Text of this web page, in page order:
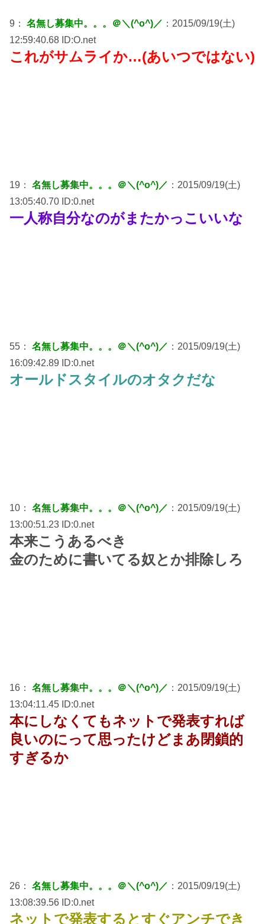
9： 名無し募集中。。。＠＼(^o^)／ ：2015/09/19(土)
12:59:40.68 ID:O.net
これがサムライか…(あいつではない)
19： 名無し募集中。。。＠＼(^o^)／ ：2015/09/19(土)
13:05:40.70 ID:0.net
一人称自分なのがまたかっこいいな
55： 名無し募集中。。。＠＼(^o^)／ ：2015/09/19(土)
16:09:42.89 ID:0.net
オールドスタイルのオタクだな
10： 名無し募集中。。。＠＼(^o^)／ ：2015/09/19(土)
13:00:51.23 ID:0.net
本来こうあるべき
金のために書いてる奴とか排除しろ
16： 名無し募集中。。。＠＼(^o^)／ ：2015/09/19(土)
13:04:11.45 ID:0.net
本にしなくてもネットで発表すれば
良いのにって思ったけどまあ閉鎖的
すぎるか
26： 名無し募集中。。。＠＼(^o^)／ ：2015/09/19(土)
13:08:39.56 ID:0.net
ネットで発表するとすぐアンチでき